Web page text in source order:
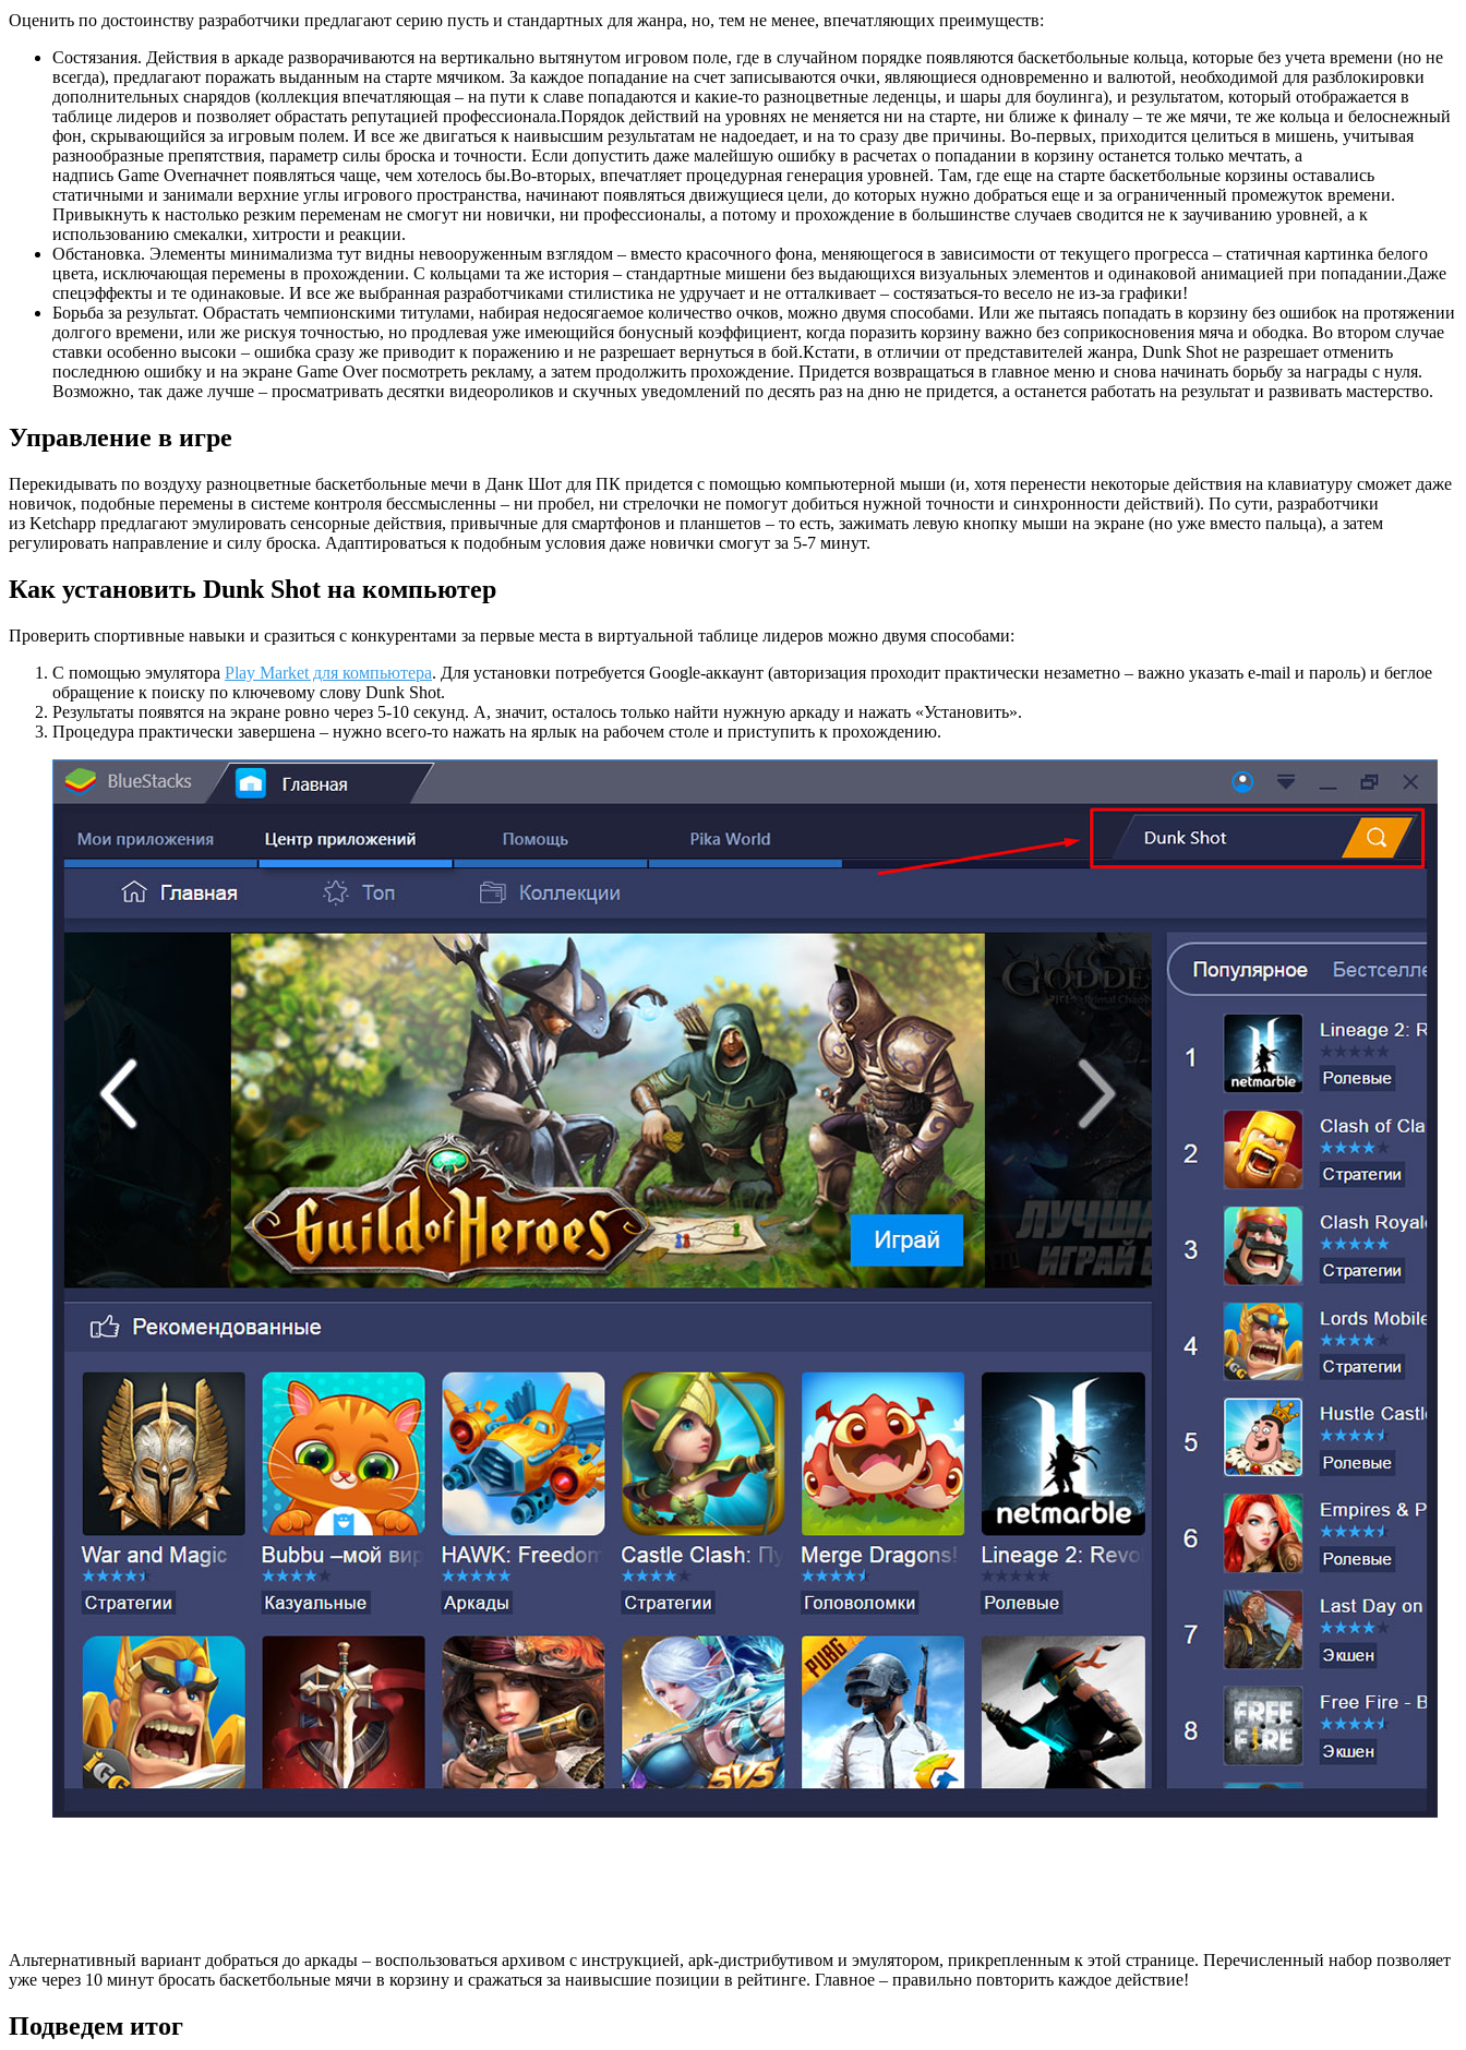
Оценить по достоинству разработчики предлагают серию пусть и стандартных для жанра, но, тем не менее, впечатляющих преимуществ:
Состязания. Действия в аркаде разворачиваются на вертикально вытянутом игровом поле, где в случайном порядке появляются баскетбольные кольца, которые без учета времени (но не
всегда), предлагают поражать выданным на старте мячиком. За каждое попадание на счет записываются очки, являющиеся одновременно и валютой, необходимой для разблокировки
дополнительных снарядов (коллекция впечатляющая – на пути к славе попадаются и какие-то разноцветные леденцы, и шары для боулинга), и результатом, который отображается в
таблице лидеров и позволяет обрастать репутацией профессионала.Порядок действий на уровнях не меняется ни на старте, ни ближе к финалу – те же мячи, те же кольца и белоснежный
фон, скрывающийся за игровым полем. И все же двигаться к наивысшим результатам не надоедает, и на то сразу две причины. Во-первых, приходится целиться в мишень, учитывая
разнообразные препятствия, параметр силы броска и точности. Если допустить даже малейшую ошибку в расчетах о попадании в корзину останется только мечтать, а
надпись Game Overначнет появляться чаще, чем хотелось бы.Во-вторых, впечатляет процедурная генерация уровней. Там, где еще на старте баскетбольные корзины оставались
статичными и занимали верхние углы игрового пространства, начинают появляться движущиеся цели, до которых нужно добраться еще и за ограниченный промежуток времени.
Привыкнуть к настолько резким переменам не смогут ни новички, ни профессионалы, а потому и прохождение в большинстве случаев сводится не к заучиванию уровней, а к
использованию смекалки, хитрости и реакции.
Обстановка. Элементы минимализма тут видны невооруженным взглядом – вместо красочного фона, меняющегося в зависимости от текущего прогресса – статичная картинка белого
цвета, исключающая перемены в прохождении. С кольцами та же история – стандартные мишени без выдающихся визуальных элементов и одинаковой анимацией при попадании.Даже
спецэффекты и те одинаковые. И все же выбранная разработчиками стилистика не удручает и не отталкивает – состязаться-то весело не из-за графики!
Борьба за результат. Обрастать чемпионскими титулами, набирая недосягаемое количество очков, можно двумя способами. Или же пытаясь попадать в корзину без ошибок на протяжении
долгого времени, или же рискуя точностью, но продлевая уже имеющийся бонусный коэффициент, когда поразить корзину важно без соприкосновения мяча и ободка. Во втором случае
ставки особенно высоки – ошибка сразу же приводит к поражению и не разрешает вернуться в бой.Кстати, в отличии от представителей жанра, Dunk Shot не разрешает отменить
последнюю ошибку и на экране Game Over посмотреть рекламу, а затем продолжить прохождение. Придется возвращаться в главное меню и снова начинать борьбу за награды с нуля.
Возможно, так даже лучше – просматривать десятки видеороликов и скучных уведомлений по десять раз на дню не придется, а останется работать на результат и развивать мастерство.
Управление в игре
Перекидывать по воздуху разноцветные баскетбольные мечи в Данк Шот для ПК придется с помощью компьютерной мыши (и, хотя перенести некоторые действия на клавиатуру сможет даже
новичок, подобные перемены в системе контроля бессмысленны – ни пробел, ни стрелочки не помогут добиться нужной точности и синхронности действий). По сути, разработчики
из Ketchapp предлагают эмулировать сенсорные действия, привычные для смартфонов и планшетов – то есть, зажимать левую кнопку мыши на экране (но уже вместо пальца), а затем
регулировать направление и силу броска. Адаптироваться к подобным условия даже новички смогут за 5-7 минут.
Как установить Dunk Shot на компьютер
Проверить спортивные навыки и сразиться с конкурентами за первые места в виртуальной таблице лидеров можно двумя способами:
С помощью эмулятора Play Market для компьютера. Для установки потребуется Google-аккаунт (авторизация проходит практически незаметно – важно указать e-mail и пароль) и беглое
обращение к поиску по ключевому слову Dunk Shot.
Результаты появятся на экране ровно через 5-10 секунд. А, значит, осталось только найти нужную аркаду и нажать «Установить».
Процедура практически завершена – нужно всего-то нажать на ярлык на рабочем столе и приступить к прохождению.
Альтернативный вариант добраться до аркады – воспользоваться архивом с инструкцией, apk-дистрибутивом и эмулятором, прикрепленным к этой странице. Перечисленный набор позволяет
уже через 10 минут бросать баскетбольные мячи в корзину и сражаться за наивысшие позиции в рейтинге. Главное – правильно повторить каждое действие!
Подведем итог